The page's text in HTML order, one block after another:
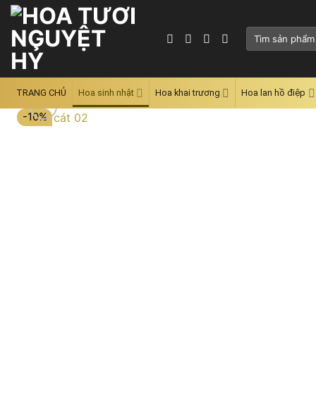
Skip
content
Tìm
TRANG CHỦ Hoa sinh nhật Hoa khai trương Hoa lan hồ điệp
-10%